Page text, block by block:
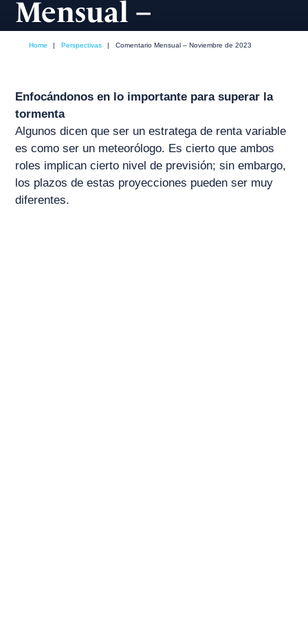
Mensual –
Noviembre de 2023
Home | Perspectivas | Comentario Mensual – Noviembre de 2023
Enfocándonos en lo importante para superar la
tormenta
Algunos dicen que ser un estratega de renta variable
es como ser un meteorólogo. Es cierto que ambos
roles implican cierto nivel de previsión; sin embargo,
los plazos de estas proyecciones pueden ser muy
diferentes.